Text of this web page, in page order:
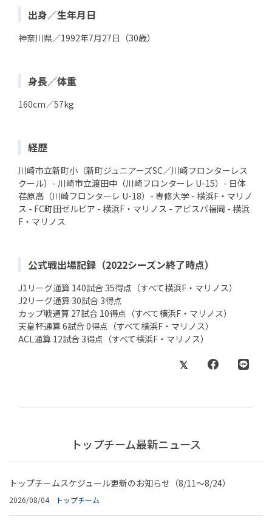
出身／生年月日
神奈川県／1992年7月27日（30歳）
身長／体重
160cm／57kg
経歴
川崎市立新町小（新町ジュニアーズSC／川崎フロンターレス
クール）- 川崎市立渡田中（川崎フロンターレ U-15）- 日体
荏原高（川崎フロンターレ U-18）- 専修大学 - 横浜F・マリノ
ス - FC町田ゼルビア - 横浜F・マリノス - アビスパ福岡 - 横浜
F・マリノス
公式戦出場記録（2022シーズン終了時点）
J1リーグ通算 140試合 35得点（すべて横浜F・マリノス）
J2リーグ通算 30試合 3得点
カップ戦通算 27試合 10得点（すべて横浜F・マリノス）
天皇杯通算 6試合 0得点（すべて横浜F・マリノス）
ACL通算 12試合 3得点（すべて横浜F・マリノス）
トップチーム最新ニュース
トップチームスケジュール更新のお知らせ（8/11～8/24）
2026/08/04 トップチーム